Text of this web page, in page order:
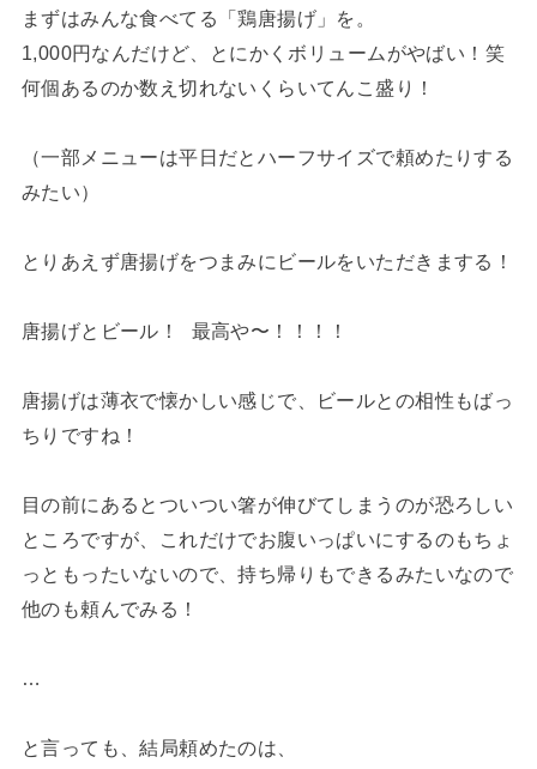
まずはみんな食べてる「鶏唐揚げ」を。
1,000円なんだけど、とにかくボリュームがやばい！笑
何個あるのか数え切れないくらいてんこ盛り！
（一部メニューは平日だとハーフサイズで頼めたりする
みたい）
とりあえず唐揚げをつまみにビールをいただきまする！
唐揚げとビール！ 最高や〜！！！！
唐揚げは薄衣で懐かしい感じで、ビールとの相性もばっ
ちりですね！
目の前にあるとついつい箸が伸びてしまうのが恐ろしい
ところですが、これだけでお腹いっぱいにするのもちょ
っともったいないので、持ち帰りもできるみたいなので
他のも頼んでみる！
…
と言っても、結局頼めたのは、